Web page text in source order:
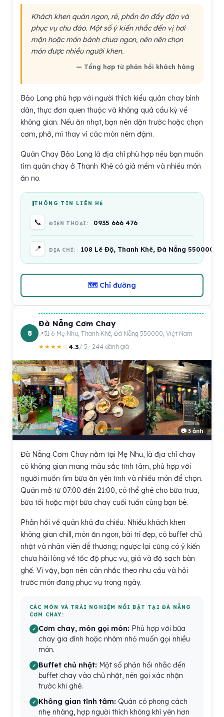
Khách khen quán ngon, rẻ, phần ăn đầy đặn và
phục vụ chu đáo. Một số ý kiến nhắc đến vị hơi
mặn hoặc món bánh chưa ngon, nên nên chọn
món được nhiều người khen.
— Tổng hợp từ phản hồi khách hàng
Bảo Long phù hợp với người thích kiểu quán chay bình
dân, thực đơn quen thuộc và không quá cầu kỳ về
không gian. Nếu ăn nhạt, bạn nên dặn trước hoặc chọn
cơm, phở, mì thay vì các món nêm đậm.
Quán Chay Bảo Long là địa chỉ phù hợp nếu bạn muốn
tìm quán chay ở Thanh Khê có giá mềm và nhiều món
ăn no.
THÔNG TIN LIÊN HỆ
📞 ĐIỆN THOẠI: 0935 666 476
📍 ĐỊA CHỈ: 108 Lê Độ, Thanh Khê, Đà Nẵng 550000,
🗺 Chỉ đường
8
Đà Nẵng Cơm Chay
31 6 Mẹ Nhu, Thanh Khê, Đà Nẵng 550000, Việt Nam
★★★★☆4.3/ 5 · 244 đánh giá
📷 3 ảnh
Đà Nẵng Cơm Chay nằm tại Mẹ Nhu, là địa chỉ chay
có không gian mang màu sắc tĩnh tâm, phù hợp với
người muốn tìm bữa ăn yên tĩnh và nhiều món để chọn.
Quán mở từ 07:00 đến 21:00, có thể ghé cho bữa trưa,
bữa tối hoặc một bữa chay cuối tuần cùng bạn bè.
Phản hồi về quán khá đa chiều. Nhiều khách khen
không gian chill, món ăn ngon, bài trí đẹp, có buffet chủ
nhật và nhân viên dễ thương; ngược lại cũng có ý kiến
chưa hài lòng về tốc độ phục vụ, giá và độ sạch bàn
ghế. Vì vậy, bạn nên cân nhắc theo nhu cầu và hỏi
trước món đang phục vụ trong ngày.
CÁC MÓN VÀ TRẢI NGHIỆM NỔI BẬT TẠI ĐÀ NẴNG
CƠM CHAY:
Cơm chay, món gọi món: Phù hợp với bữa
chay gia đình hoặc nhóm nhỏ muốn gọi nhiều
món.
Buffet chủ nhật: Một số phản hồi nhắc đến
buffet chay vào chủ nhật, nên gọi xác nhận
trước khi ghé.
Không gian tĩnh tâm: Quán có phong cách
nhẹ nhàng, hợp người thích không khí yên hơn